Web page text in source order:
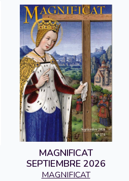
MAGNIFICAT
SEPTIEMBRE 2026
MAGNIFICAT